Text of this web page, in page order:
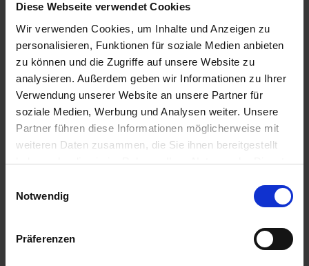
Diese Webseite verwendet Cookies
Wir verwenden Cookies, um Inhalte und Anzeigen zu
personalisieren, Funktionen für soziale Medien anbieten
zu können und die Zugriffe auf unsere Website zu
analysieren. Außerdem geben wir Informationen zu Ihrer
Verwendung unserer Website an unsere Partner für
soziale Medien, Werbung und Analysen weiter. Unsere
Partner führen diese Informationen möglicherweise mit
weiteren Daten zusammen, die Sie ihnen bereitgestellt
haben oder die sie im Rahmen Ihrer Nutzung der Dienste
Cookies, wenn Sie unsere Webseite weiterhin nutzen.
Notwendig
Präferenzen
54,75 €
inkl. ges. USt.,zzgl. Versandkosten
Sofort versandfertig, Lieferzeit ca. 2-4 Werktage innerhalb
Deutschlands
In denWarenkorb
Merken Bewerten
Beschreibung